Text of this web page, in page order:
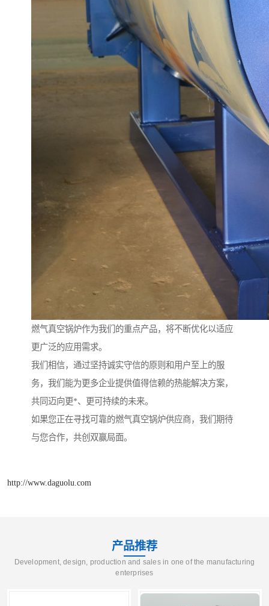
燃气真空锅炉作为我们的重点产品，将不断优化以适应
更广泛的应用需求。
我们相信，通过坚持诚实守信的原则和用户至上的服
务，我们能为更多企业提供值得信赖的热能解决方案，
共同迈向更*、更可持续的未来。
如果您正在寻找可靠的燃气真空锅炉供应商，我们期待
与您合作，共创双赢局面。
http://www.daguolu.com
产品推荐
Development, design, production and sales in one of the manufacturing
enterprises